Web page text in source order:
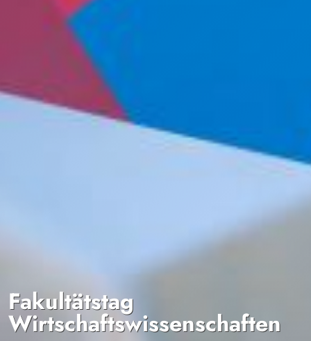
Fakultätstag
Wirtschaftswissenschaften